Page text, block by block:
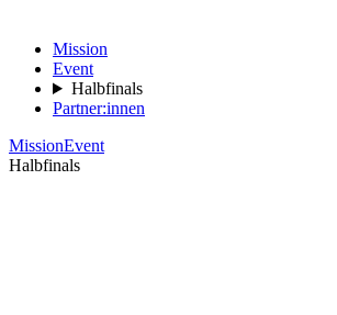
Mission
Event
Halbfinals
Partner:innen
MissionEvent
Halbfinals